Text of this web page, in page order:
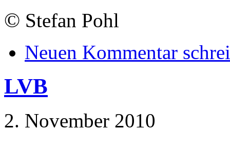
© Stefan Pohl
Neuen Kommentar
LVB
2. November 2010